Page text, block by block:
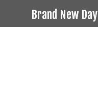
Brand New Day